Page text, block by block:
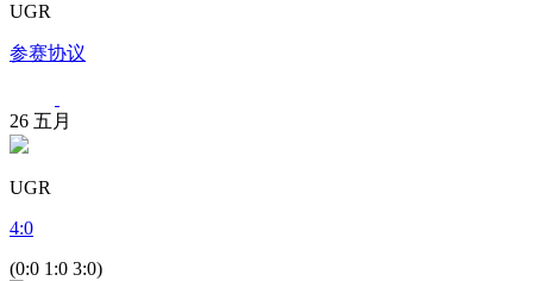
UGR
参赛协议
26 五月
UGR
4:0
(0:0 1:0 3:0)